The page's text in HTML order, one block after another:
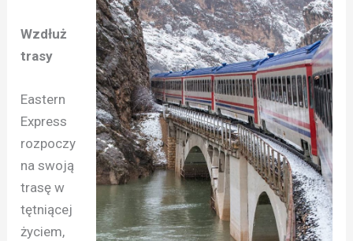
Wzdłuż
trasy
Eastern
Express
rozpoczy
na swoją
trasę w
tętniącej
życiem,